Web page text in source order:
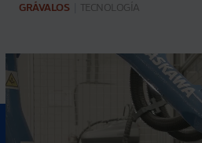
GRÁVALOS TECNOLOGÍA